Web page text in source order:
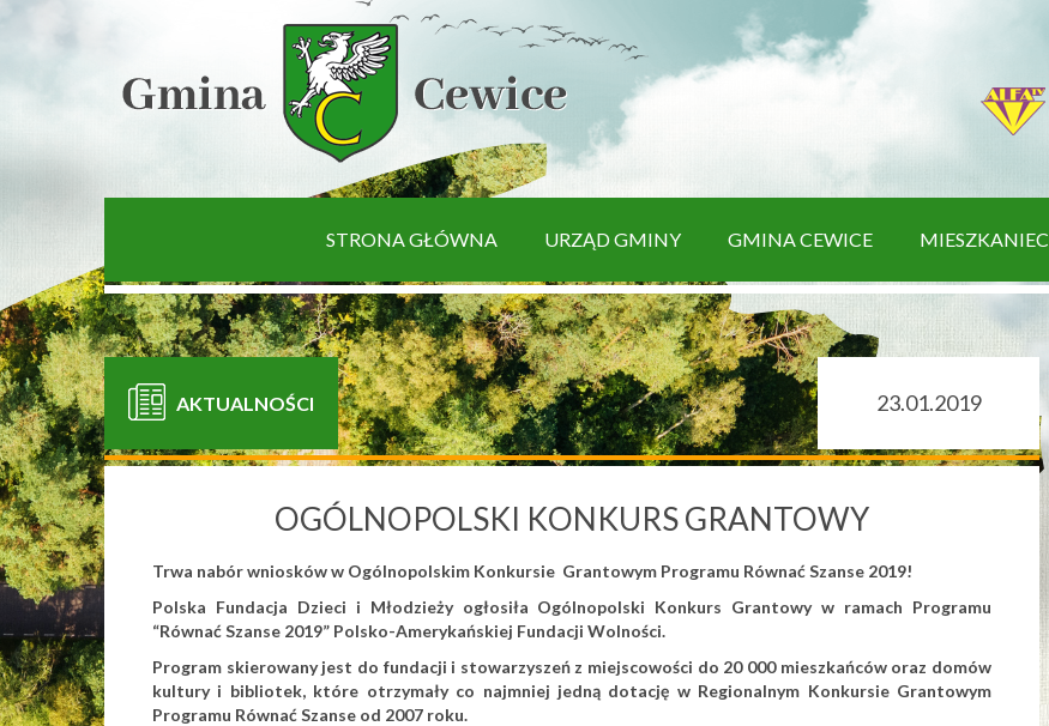
STRONA GŁÓWNA URZĄD GMINY GMINA CEWICE MIESZKANIEC
AKTUALNOŚCI 23.01.2019
OGÓLNOPOLSKI KONKURS GRANTOWY
Trwa nabór wniosków w Ogólnopolskim Konkursie Grantowym Programu Równać Szanse 2019!
Polska Fundacja Dzieci i Młodzieży ogłosiła Ogólnopolski Konkurs Grantowy w ramach Programu
“Równać Szanse 2019” Polsko-Amerykańskiej Fundacji Wolności.
Program skierowany jest do fundacji i stowarzyszeń z miejscowości do 20 000 mieszkańców oraz domów
kultury i bibliotek, które otrzymały co najmniej jedną dotację w Regionalnym Konkursie Grantowym
Programu Równać Szanse od 2007 roku.
[interaktywna-mapa]